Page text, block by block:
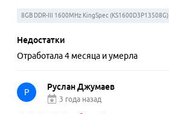
8GB DDR-III 1600MHz KingSpec (KS1600D3P13508G)
Недостатки
Отработала 4 месяца и умерла
Р
Руслан Джумаев
3 года назад